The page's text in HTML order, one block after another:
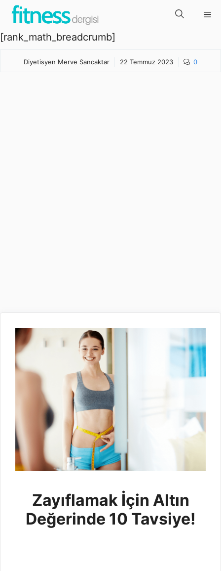
İçeriğe
atla
[rank_math_breadcrumb]
Diyetisyen Merve Sancaktar 22 Temmuz 2023 0
Zayıflamak İçin Altın
Değerinde 10 Tavsiye!